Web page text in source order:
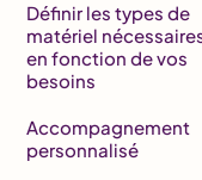
Définir les types de
matériel
en fonction de vos
besoins
Accompagnement
personnalisé